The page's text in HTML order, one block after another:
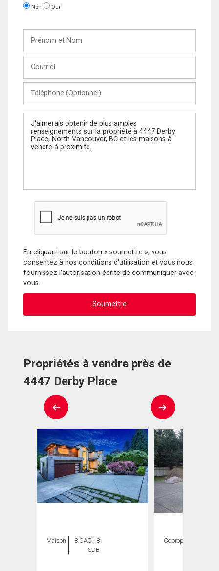
Non Oui
Nom
(Optionnel)
Message
En cliquant sur le bouton « soumettre », vous
consentez à nos conditions d'utilisation et vous nous
fournissez l'autorisation écrite de communiquer avec
vous.
Propriétés à vendre près de
4447 Derby Place
Maison
8 CAC , 8
SDB
Copropriété